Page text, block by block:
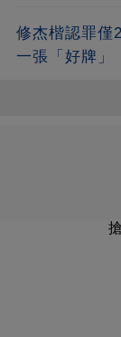
修杰楷認罪僅
一張「好牌」